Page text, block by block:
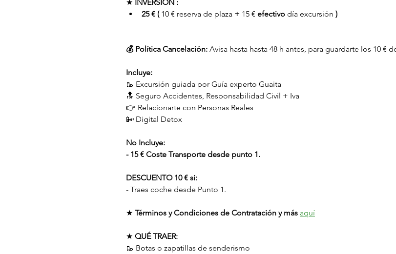
★ INVERSIÓN :
25 € ( 10 € reserva de plaza + 15 € efectivo día excursión )
💰 Política Cancelación: Avisa hasta hasta 48 h antes, para guardarte los 10 €
Incluye:
🥾 Excursión guiada por Guía experto Guaita
🔝 Seguro Accidentes, Responsabilidad Civil + Iva
👉 Relacionarte con Personas Reales
📴 Digital Detox
No Incluye:
- 15 € Coste Transporte desde punto 1.
DESCUENTO 10 € si:
- Traes coche desde Punto 1.
★ Términos y Condiciones de Contratación y más aquí
★ QUÉ TRAER:
🥾 Botas o zapatillas de senderismo